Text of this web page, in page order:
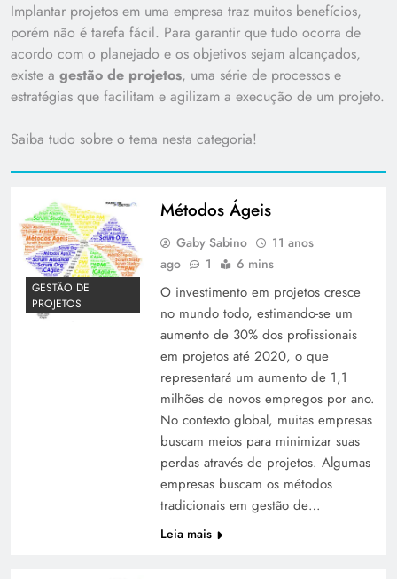
Implantar projetos em uma empresa traz muitos benefícios,
porém não é tarefa fácil. Para garantir que tudo ocorra de
acordo com o planejado e os objetivos sejam alcançados,
existe a gestão de projetos, uma série de processos e
estratégias que facilitam e agilizam a execução de um projeto.
Saiba tudo sobre o tema nesta categoria!
GESTÃO DE
PROJETOS
Métodos Ágeis
Gaby Sabino
11 anos
ago
1 6 mins
O investimento em projetos cresce
no mundo todo, estimando-se um
aumento de 30% dos profissionais
em projetos até 2020, o que
representará um aumento de 1,1
milhões de novos empregos por ano.
No contexto global, muitas empresas
buscam meios para minimizar suas
perdas através de projetos. Algumas
empresas buscam os métodos
tradicionais em gestão de…
Leia mais